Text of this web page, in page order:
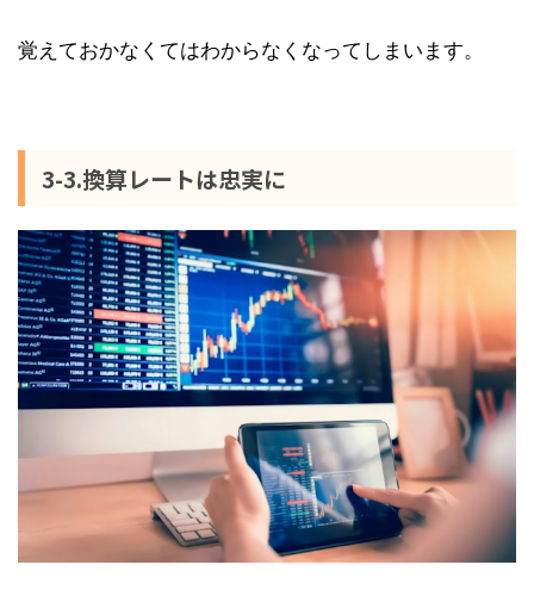
覚えておかなくてはわからなくなってしまいます。
3-3.換算レートは忠実に